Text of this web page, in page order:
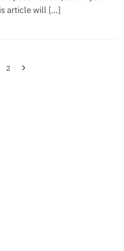
article will […]
2